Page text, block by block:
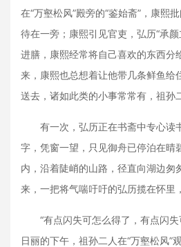
在“万壑松风”殿旁的“鉴始斋”，康熙
待在一旁；康熙引见官吏，弘历“承
进膳，康熙经常将自己喜欢的东西分
来，康熙也总想着让他带几条鲜鱼给
送去，诸如此类的小事常常有，祖孙
有一次，弘历正在书斋中专心读
字，凭窗一望，只见御舟已停泊在晴
内，沿着陡峭的山路，径直向湖边匆
来，一把将气喘吁吁的弘历揽在怀里
“有点闪失可怎么得了，有点闪失
日丽的下午，祖孙二人在“万壑松风”